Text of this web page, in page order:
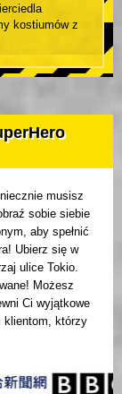
kostiumów z
musisz
sobie siebie
aby spełnić
Ubierz się w
ulice Tokio.
Możesz
Ci wyjątkowe
klientom, którzy